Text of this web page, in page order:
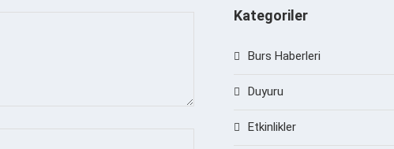
Kategoriler
Burs Haberleri
Duyuru
Etkinlikler